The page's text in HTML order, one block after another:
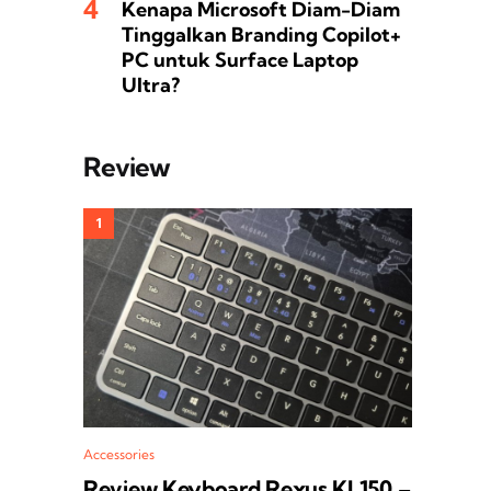
Kenapa Microsoft Diam-Diam
Tinggalkan Branding Copilot+
PC untuk Surface Laptop
Ultra?
Review
Accessories